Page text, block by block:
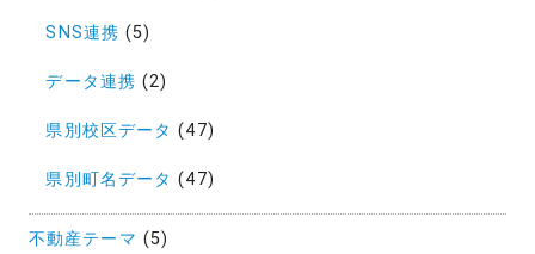
SNS連携 (5)
データ連携 (2)
県別校区データ (47)
県別町名データ (47)
不動産テーマ (5)